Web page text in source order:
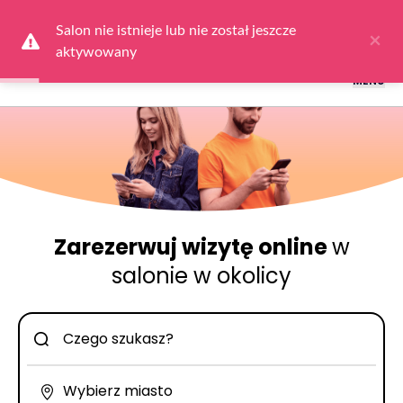
wybierzZaloguj się
MENU
Zarezerwuj wizytę onlinew
salonie w okolicy
Salon nie istnieje lub nie został jeszcze
aktywowany
×